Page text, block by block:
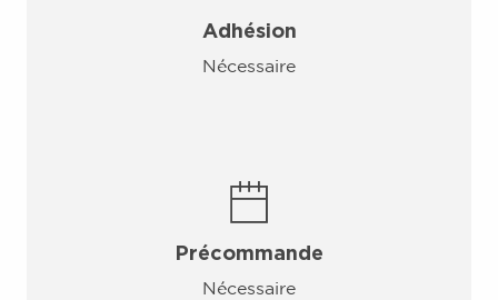
Adhésion
Nécessaire
Précommande
Nécessaire